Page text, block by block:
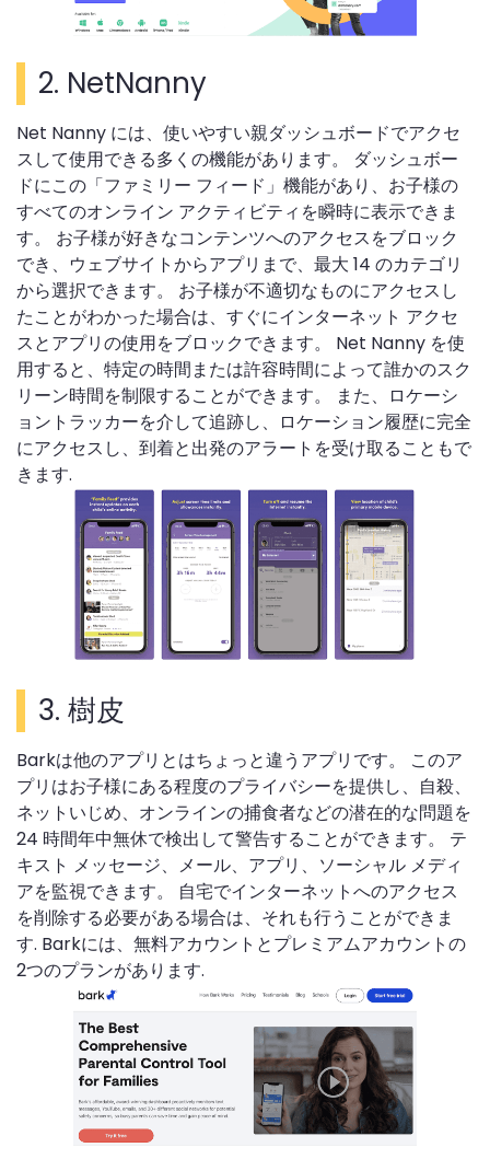
2. NetNanny
Net Nanny には、使いやすい親ダッシュボードでアクセ
スして使用できる多くの機能があります。 ダッシュボー
ドにこの「ファミリー フィード」機能があり、お子様の
すべてのオンライン アクティビティを瞬時に表示できま
す。 お子様が好きなコンテンツへのアクセスをブロック
でき、ウェブサイトからアプリまで、最大 14 のカテゴリ
から選択できます。 お子様が不適切なものにアクセスし
たことがわかった場合は、すぐにインターネット アクセ
スとアプリの使用をブロックできます。 Net Nanny を使
用すると、特定の時間または許容時間によって誰かのスク
リーン時間を制限することができます。 また、ロケーシ
ョントラッカーを介して追跡し、ロケーション履歴に完全
にアクセスし、到着と出発のアラートを受け取ることもで
きます.
3. 樹皮
Barkは他のアプリとはちょっと違うアプリです。 このア
プリはお子様にある程度のプライバシーを提供し、自殺、
ネットいじめ、オンラインの捕食者などの潜在的な問題を
24 時間年中無休で検出して警告することができます。 テ
キスト メッセージ、メール、アプリ、ソーシャル メディ
アを監視できます。 自宅でインターネットへのアクセス
を削除する必要がある場合は、それも行うことができま
す. Barkには、無料アカウントとプレミアムアカウントの
2つのプランがあります.